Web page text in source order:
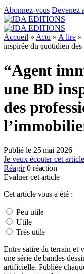
Abonnez-vous Devenez
Accueil » Actu » A lire »
inspirée du quotidien
“Agent
une BD
des
Publié le 25 mai 2026
Je veux écouter cet article
Réagir 0 réaction
Evaluer cet article
Cet article vous a été :
Peu utile
Utile
Très utile
Entre satire du terrain et
une série de bandes
artificielle. Publiée